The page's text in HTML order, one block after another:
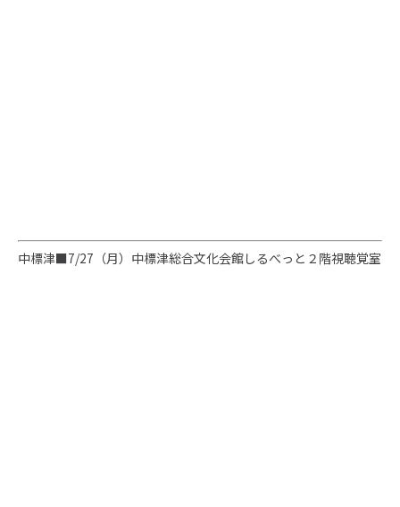
中標津■7/27（月） 中標津総合文化会館しるべっと２階視聴覚室